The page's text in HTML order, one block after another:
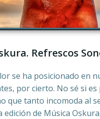
Refrescos
se ha posicionado en
por cierto. No sé si
que tanto incomoda al
edición de Música